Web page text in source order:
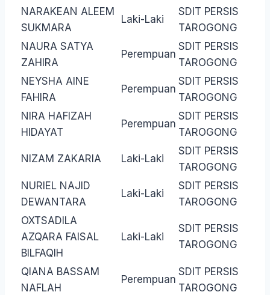
NARAKEAN ALEEM
SUKMARA
Laki-Laki
SDIT PERSIS
TAROGONG
NAURA SATYA
ZAHIRA
Perempuan
SDIT PERSIS
TAROGONG
NEYSHA AINE
FAHIRA
Perempuan
SDIT PERSIS
TAROGONG
NIRA HAFIZAH
HIDAYAT
Perempuan
SDIT PERSIS
TAROGONG
NIZAM ZAKARIA Laki-Laki
SDIT PERSIS
TAROGONG
NURIEL NAJID
DEWANTARA
Laki-Laki
SDIT PERSIS
TAROGONG
OXTSADILA
AZQARA FAISAL
BILFAQIH
Laki-Laki
SDIT PERSIS
TAROGONG
QIANA BASSAM
NAFLAH
Perempuan
SDIT PERSIS
TAROGONG